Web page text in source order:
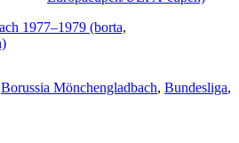
Borussia Mönchengladbach, Bundesliga,